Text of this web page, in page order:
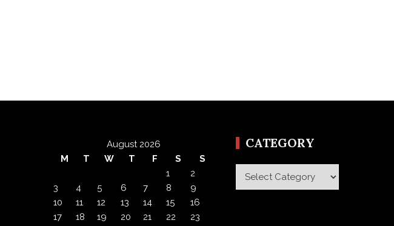
August 2026
M
T W T F S
S
1
2
3
4 5 6 7 8
9
10
11 12 13 14 15
16
17
18 19 20 21 22 23
CATEGORY
Category